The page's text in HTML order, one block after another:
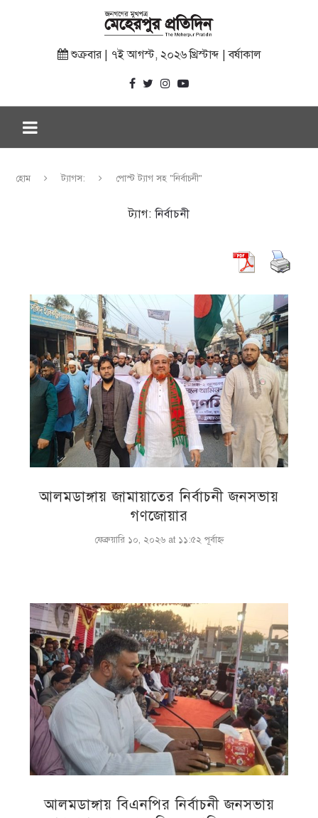
শুক্রবার | ৭ই আগস্ট, ২০২৬ খ্রিস্টাব্দ | বর্ষাকাল
হোম ট্যাগস: পোস্ট ট্যাগ সহ "নির্বাচনী"
ট্যাগ:নির্বাচনী
আলমডাঙ্গায় জামায়াতের নির্বাচনী জনসভায়
গণজোয়ার
ফেব্রুয়ারি ১০, ২০২৬ at ১১:৫২ পূর্বাহ্ণ
আলমডাঙ্গায় বিএনপির নির্বাচনী জনসভায়